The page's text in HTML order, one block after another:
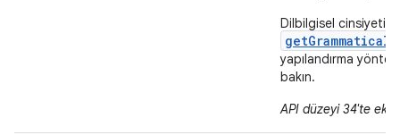
Dilbilgisel cinsiyeti
yapılandırma
bakın.
API düzeyi 34'te